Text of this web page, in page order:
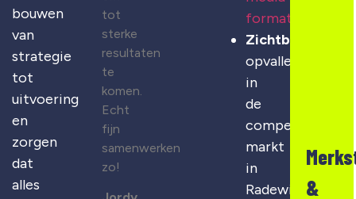
bouwen
van
strategie
tot
uitvoering
en
zorgen
dat
alles
tot
sterke
resultaten
te
komen.
Echt
fijn
samenwerken
zo!
formats
Zichtbaarheid
opvallen
in
de
competitieve
markt
in
Radewijk
&